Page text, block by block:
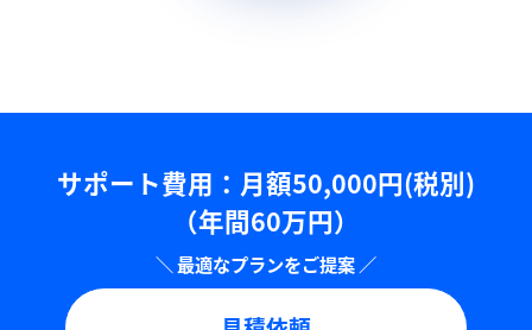
サポート費用：⽉額50,000円(税別)
（年間60万円）